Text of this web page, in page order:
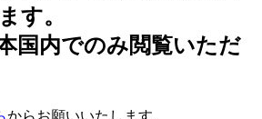
す。
国内でのみ閲覧いただ
からお願いいたします。